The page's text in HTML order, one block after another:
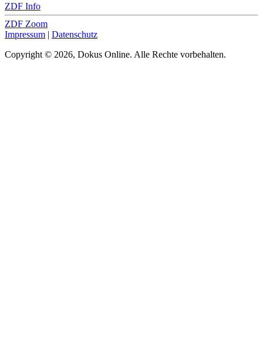
ZDF Info
ZDF Zoom
Impressum | Datenschutz
Copyright © 2026, Dokus Online. Alle Rechte vorbehalten.